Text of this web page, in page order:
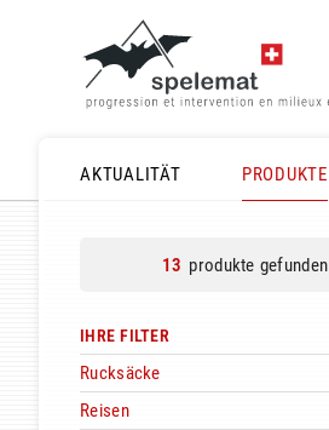
AKTUALITÄT
PRODUKTE
13 produkte gefunden
IHRE FILTER
Rucksäcke
Reisen